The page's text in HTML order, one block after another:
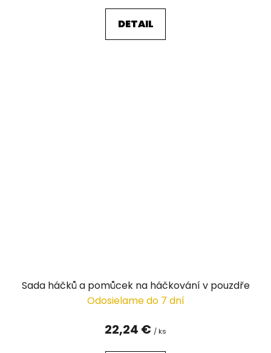
DETAIL
Sada háčků a pomůcek na háčkování v pouzdře
Odosielame do 7 dní
22,24 € / ks